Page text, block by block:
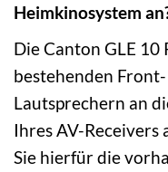
Heimkinosystem
Die Canton GLE
bestehenden
Lautsprechern an
Ihres AV-Receivers
Sie hierfür die